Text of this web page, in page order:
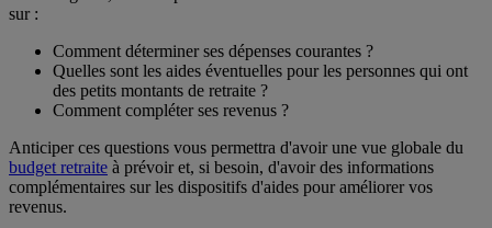
sur :
Comment déterminer ses dépenses courantes ?
Quelles sont les aides éventuelles pour les personnes qui ont
des petits montants de retraite ?
Comment compléter ses revenus ?
Anticiper ces questions vous permettra d'avoir une vue globale du
budget retraite à prévoir et, si besoin, d'avoir des informations
complémentaires sur les dispositifs d'aides pour améliorer vos
revenus.